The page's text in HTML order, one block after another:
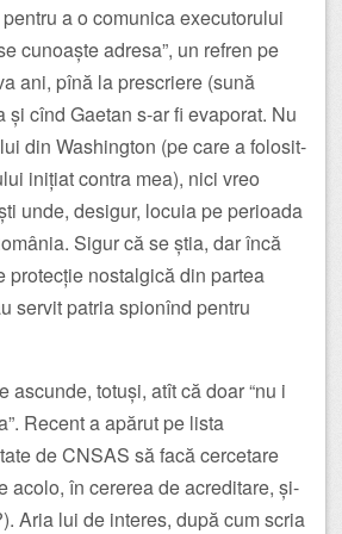
a o comunica executorului
cunoaște adresa”, un refren pe
ani, pînă la prescriere (sună
și cînd Gaetan s-ar fi evaporat. Nu
din Washington (pe care a folosit-
inițiat contra mea), nici vreo
unde, desigur, locuia pe perioada
Sigur că se știa, dar încă
protecție nostalgică din partea
servit patria spionînd pentru
ascunde, totuși, atît că doar “nu i
Recent a apărut pe lista
de CNSAS să facă cercetare
acolo, în cererea de acreditare, și-
Aria lui de interes, după cum scria